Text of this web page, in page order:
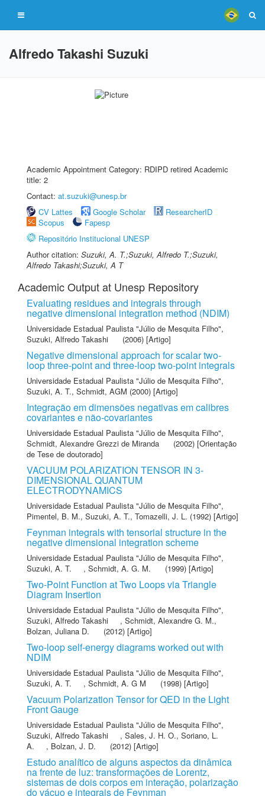
Alfredo Takashi Suzuki
Academic Appointment Category: RDIPD retired Academic
title: 2
Contact: at.suzuki@unesp.br
CV Lattes
Google Scholar
ResearcherID
Scopus
Fapesp
Repositório Institucional UNESP
Author citation: Suzuki, A. T.;Suzuki, Alfredo T.;Suzuki,
Alfredo Takashi;Suzuki, A T
Academic Output at Unesp Repository
Evaluating residues and integrals through
negative dimensional integration method (NDIM)
Universidade Estadual Paulista "Júlio de Mesquita Filho",
Suzuki, Alfredo Takashi
(2006) [Artigo]
Negative dimensional approach for scalar two-
loop three-point and three-loop two-point integrals
Universidade Estadual Paulista "Júlio de Mesquita Filho",
Suzuki, A. T., Schmidt, AGM (2000) [Artigo]
Integração em dimensões negativas em calibres
covariantes e não-covariantes
Universidade Estadual Paulista "Júlio de Mesquita Filho",
Schmidt, Alexandre Grezzi de Miranda
(2002) [Orientação
de Tese de doutorado]
VACUUM POLARIZATION TENSOR IN 3-
DIMENSIONAL QUANTUM
ELECTRODYNAMICS
Universidade Estadual Paulista "Júlio de Mesquita Filho",
Pimentel, B. M., Suzuki, A. T., Tomazelli, J. L. (1992) [Artigo]
Feynman integrals with tensorial structure in the
negative dimensional integration scheme
Universidade Estadual Paulista "Júlio de Mesquita Filho",
Suzuki, A. T.
, Schmidt, A. G. M. (1999) [Artigo]
Two-Point Function at Two Loops via Triangle
Diagram Insertion
Universidade Estadual Paulista "Júlio de Mesquita Filho",
Suzuki, Alfredo Takashi
, Schmidt, Alexandre G. M.,
Bolzan, Juliana D.
(2012) [Artigo]
Two-loop self-energy diagrams worked out with
NDIM
Universidade Estadual Paulista "Júlio de Mesquita Filho",
Suzuki, A. T.
, Schmidt, A. G M (1998) [Artigo]
Vacuum Polarization Tensor for QED in the Light
Front Gauge
Universidade Estadual Paulista "Júlio de Mesquita Filho",
Suzuki, Alfredo Takashi
, Sales, J. H. O., Soriano, L.
A.
, Bolzan, J. D. (2012) [Artigo]
Estudo analítico de alguns aspectos da dinâmica
na frente de luz: transformações de Lorentz,
sistemas de dois corpos em interação, polarização
do vácuo e integrais de Feynman